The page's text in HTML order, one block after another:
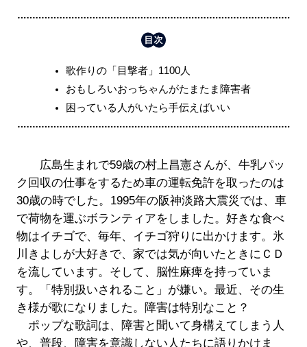
歌作りの「目撃者」1100人
おもしろいおっちゃんがたまたま障害者
困っている人がいたら手伝えばいい
広島生まれで59歳の村上昌憲さんが、牛乳パッ
ク回収の仕事をするため車の運転免許を取ったのは
30歳の時でした。1995年の阪神淡路大震災では、車
で荷物を運ぶボランティアをしました。好きな食べ
物はイチゴで、毎年、イチゴ狩りに出かけます。氷
川きよしが大好きで、家では気が向いたときにＣＤ
を流しています。そして、脳性麻痺を持っていま
す。「特別扱いされること」が嫌い。最近、その生
き様が歌になりました。障害は特別なこと？
ポップな歌詞は、障害と聞いて身構えてしまう人
や、普段、障害を意識しない人たちに語りかけま